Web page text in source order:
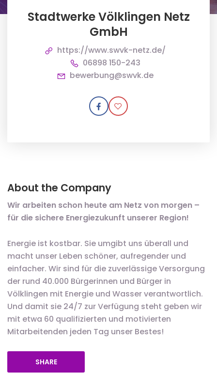
Stadtwerke Völklingen Netz
GmbH
https://www.swvk-netz.de/
06898 150-243
bewerbung@swvk.de
About the Company
Wir arbeiten schon heute am Netz von morgen –
für die sichere Energiezukunft unserer Region!
Energie ist kostbar. Sie umgibt uns überall und
macht unser Leben schöner, aufregender und
einfacher. Wir sind für die zuverlässige Versorgung
der rund 40.000 Bürgerinnen und Bürger in
Völklingen mit Energie und Wasser verantwortlich.
Und damit sie 24/7 zur Verfügung steht geben wir
mit etwa 60 qualifizierten und motivierten
Mitarbeitenden jeden Tag unser Bestes!
SHARE